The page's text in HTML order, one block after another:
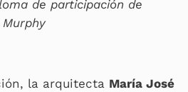
de participación de
la arquitecta María José